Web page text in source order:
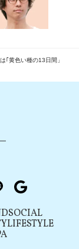
｢黄色い種の13日間」
line
SOCIAL
LIFESTYLE